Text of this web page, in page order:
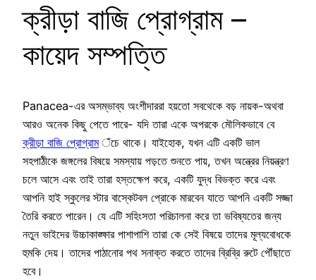
ক্রীড়া বাজি প্রোগ্রাম –
কায়েদ সম্পত্তি
Panacea-এর অসম্ভাব্য অংশীদাররা হয়তো সবথেকে বড় নায়ক-অথবা
আরও অনেক কিছু পেতে পারে- যদি তারা একে অপরকে মৌলিকভাবে বে
ক্রীড়া বাজি প্রোগ্রামঁচে থাকে। যাইহোক, যখন এটি একটি ভাল
সহপাঠীকে জঙ্গলের বিষয়ে সমস্যায় পড়তে শুনতে পায়, তখন অন্ত্রের নিয়ন্ত্রণ
চলে আসে এবং তাই তারা হস্তক্ষেপ করে, একটি যুদ্ধ বিভক্ত করে এবং
আপনি হাই স্কুলের স্টার বাস্কেটবল প্রোকে মারবেন যাতে আপনি একটি সজ্জা
তৈরি করতে পারেন। যে এটি সহিংসতা পরিচালনা করে তা ভবিষ্যতের জন্য
নতুন ভাইদের উচ্চাকাঙ্ক্ষার পাশাপাশি তারা কে সেই বিষয়ে তাদের মূল্যবোধকে
হুমকি দেয়। তাদের পাঠানোর পথ সনাক্ত করতে তাদের ব্রিব্রি রুটে পৌঁছাতে
হবে।